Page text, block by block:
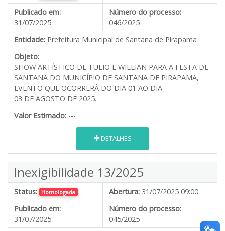
Publicado em:
31/07/2025
Número do processo:
046/2025
Entidade: Prefeitura Municipal de Santana de Pirapama
Objeto:
SHOW ARTÍSTICO DE TULIO E WILLIAN PARA A FESTA DE
SANTANA DO MUNICÍPIO DE SANTANA DE PIRAPAMA,
EVENTO QUE OCORRERÁ DO DIA 01 AO DIA
03 DE AGOSTO DE 2025.
Valor Estimado: ---
DETALHES
Inexigibilidade 13/2025
Status: Homologada Abertura: 31/07/2025 09:00
Publicado em:
31/07/2025
Número do processo:
045/2025